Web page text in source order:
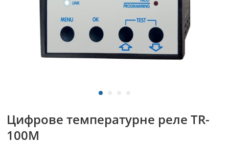
Цифрове температурне реле TR-
100М